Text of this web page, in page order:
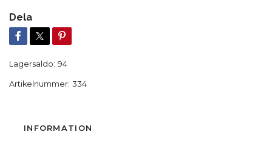
Dela
Lagersaldo: 94
Artikelnummer: 334
INFORMATION